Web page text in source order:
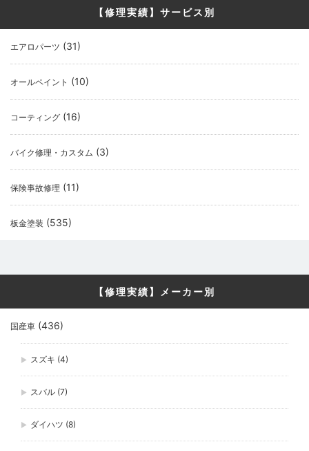
【修理実績】サービス別
エアロパーツ (31)
オールペイント (10)
コーティング (16)
バイク修理・カスタム (3)
保険事故修理 (11)
板金塗装 (535)
【修理実績】メーカー別
国産車 (436)
スズキ (4)
スバル (7)
ダイハツ (8)